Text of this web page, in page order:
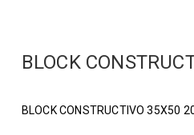
BLOCK
BLOCK CONSTRUCTIVO 35X50